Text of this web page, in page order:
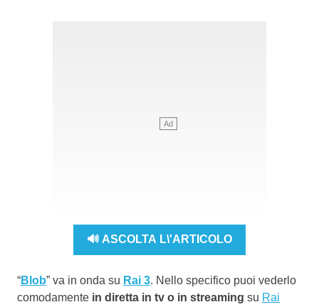
🔊 ASCOLTA L\'ARTICOLO
“Blob” va in onda su Rai 3. Nello specifico puoi vederlo
comodamente in diretta in tv o in streaming su Rai